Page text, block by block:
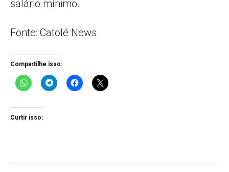
salário mínimo.
Fonte: Catolé News
Compartilhe isso:
Curtir isso: